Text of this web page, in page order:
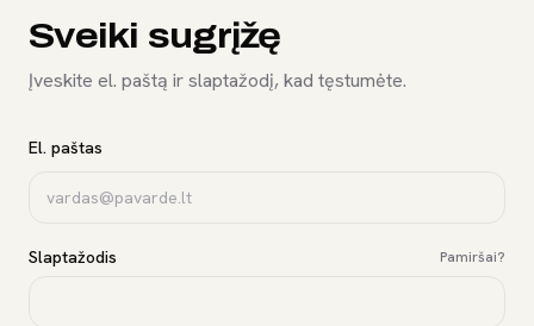
Sveiki sugrįžę
Įveskite el. paštą ir slaptažodį, kad tęstumėte.
El. paštas
Slaptažodis Pamiršai?